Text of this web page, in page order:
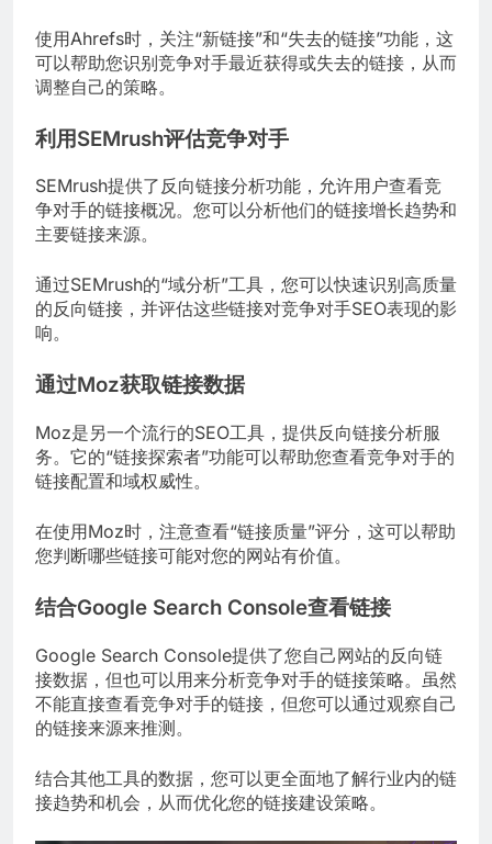
使用Ahrefs时，关注“新链接”和“失去的链接”功能，这
可以帮助您识别竞争对手最近获得或失去的链接，从而
调整自己的策略。
利用SEMrush评估竞争对手
SEMrush提供了反向链接分析功能，允许用户查看竞
争对手的链接概况。您可以分析他们的链接增长趋势和
主要链接来源。
通过SEMrush的“域分析”工具，您可以快速识别高质量
的反向链接，并评估这些链接对竞争对手SEO表现的影
响。
通过Moz获取链接数据
Moz是另一个流行的SEO工具，提供反向链接分析服
务。它的“链接探索者”功能可以帮助您查看竞争对手的
链接配置和域权威性。
在使用Moz时，注意查看“链接质量”评分，这可以帮助
您判断哪些链接可能对您的网站有价值。
结合Google Search Console查看链接
Google Search Console提供了您自己网站的反向链
接数据，但也可以用来分析竞争对手的链接策略。虽然
不能直接查看竞争对手的链接，但您可以通过观察自己
的链接来源来推测。
结合其他工具的数据，您可以更全面地了解行业内的链
接趋势和机会，从而优化您的链接建设策略。